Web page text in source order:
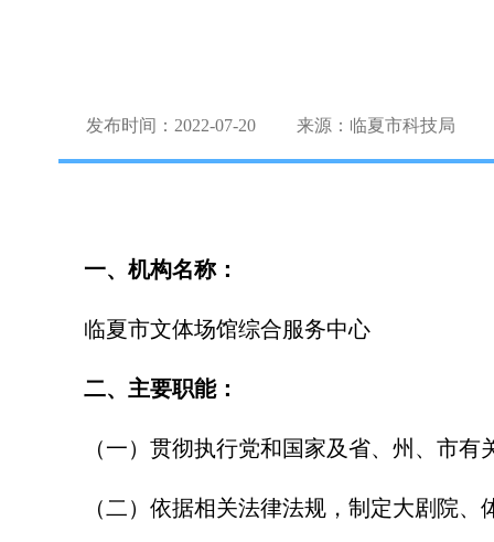
发布时间：2022-07-20 来源：临夏市科技局
一、机构名称：
临夏市文体场馆综合服务中心
二、主要职能：
（一）贯彻执行党和国家及省、州、市
（二）依据相关法律法规，制定大剧院